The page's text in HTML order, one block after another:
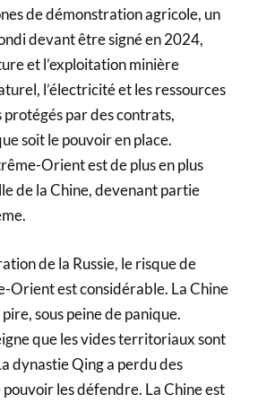
de démonstration agricole, un
devant être signé en 2024,
et l’exploitation minière
l’électricité et les ressources
protégés par des contrats,
soit le pouvoir en place.
Orient est de plus en plus
de la Chine, devenant partie
de la Russie, le risque de
Orient est considérable. La Chine
sous peine de panique.
que les vides territoriaux sont
dynastie Qing a perdu des
les défendre. La Chine est